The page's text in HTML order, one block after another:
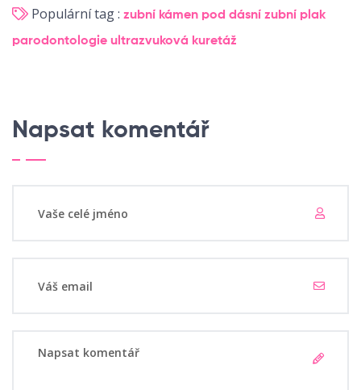
Populární tag : zubní kámen pod dásní zubní plak
parodontologie ultrazvuková kuretáž
Napsat komentář